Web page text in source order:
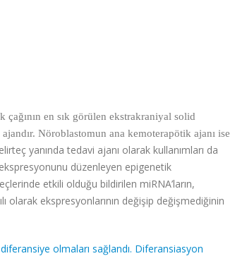
en sık görülen ekstrakraniyal solid
Nöroblastomun ana kemoterapötik ajanı ise
yanında tedavi ajanı olarak kullanımları da
düzenleyen epigenetik
etkili olduğu bildirilen miRNA’ların,
ekspresyonlarının değişip değişmediğinin
olmaları sağlandı. Diferansiasyon